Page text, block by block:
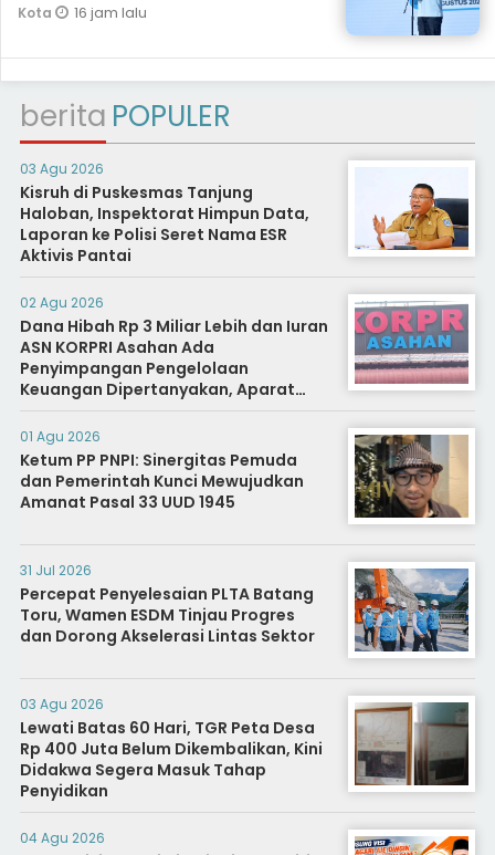
Kota 16 jam lalu
berita POPULER
03 Agu 2026
Kisruh di Puskesmas Tanjung
Haloban, Inspektorat Himpun Data,
Laporan ke Polisi Seret Nama ESR
Aktivis Pantai
02 Agu 2026
Dana Hibah Rp 3 Miliar Lebih dan Iuran
ASN KORPRI Asahan Ada
Penyimpangan Pengelolaan
Keuangan Dipertanyakan, Aparat
Diminta Segera Usut
01 Agu 2026
Ketum PP PNPI: Sinergitas Pemuda
dan Pemerintah Kunci Mewujudkan
Amanat Pasal 33 UUD 1945
31 Jul 2026
Percepat Penyelesaian PLTA Batang
Toru, Wamen ESDM Tinjau Progres
dan Dorong Akselerasi Lintas Sektor
03 Agu 2026
Lewati Batas 60 Hari, TGR Peta Desa
Rp 400 Juta Belum Dikembalikan, Kini
Didakwa Segera Masuk Tahap
Penyidikan
04 Agu 2026